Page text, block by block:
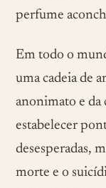
perfume
Em todo o
uma cadeia de
anonimato e
estabelecer
desesperadas,
morte e o